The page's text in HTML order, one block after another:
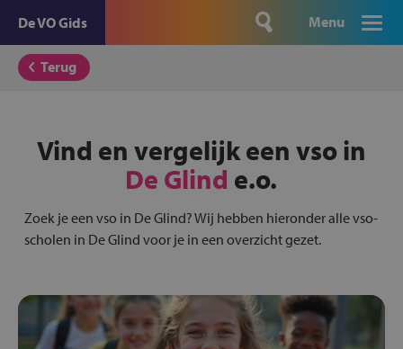
De VO Gids Menu
Terug
Vind en vergelijk een vso in
De Glind e.o.
Zoek je een vso in De Glind? Wij hebben hieronder alle vso-
scholen in De Glind voor je in een overzicht gezet.